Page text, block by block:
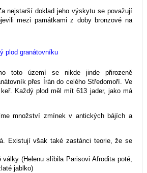
nejstarší doklad jeho výskytu se považují
mezi památkami z doby bronzové na
toto území se nikde jinde přirozeně
přes Írán do celého Středomoří. Ve
Každý plod měl mít 613 jader, jako má
množství zmínek v antických bájích a
Existují však také zastánci teorie, že se
(Helenu slíbila Parisovi Afrodita poté,
jablko)